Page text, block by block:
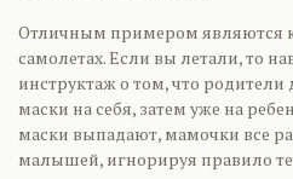
Отличным примером являются
самолетах. Если вы летали, то
инструктаж о том, что
маски на себя, затем уже на
маски выпадают, мамочки все
малышей, игнорируя правило